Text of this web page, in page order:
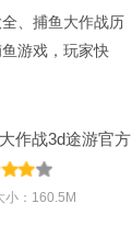
、捕鱼大作战历
游戏，玩家快
作战3d途游官方
载2023
小：160.5M